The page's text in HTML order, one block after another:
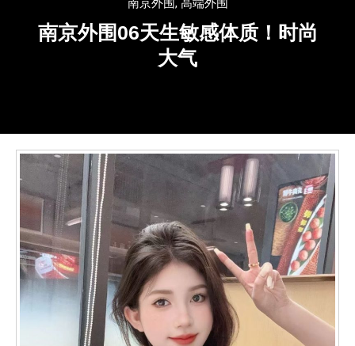
南京外围, 高端外围
南京外围06天生敏感体质！时尚
大气